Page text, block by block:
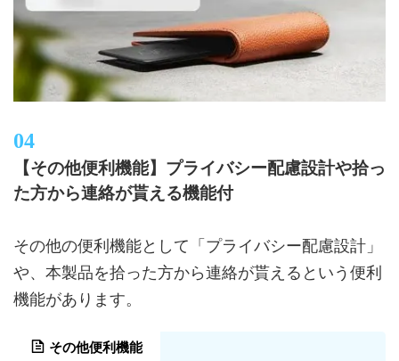
【その他便利機能】プライバシー配慮設計や拾っ
た方から連絡が貰える機能付
その他の便利機能として「プライバシー配慮設計」
や、本製品を拾った方から連絡が貰えるという便利
機能があります。
その他便利機能